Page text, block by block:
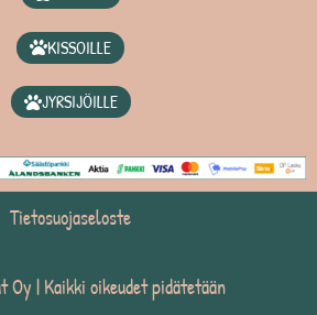
KISSOILLE
JYRSIJÖILLE
| Kaikki oikeudet pidätetään
Tietosuojaseloste